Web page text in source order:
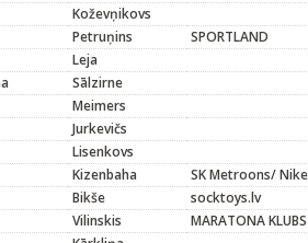
Koževņikovs
Petruņins
SPORTLAND
Leja
Sālzirne
Meimers
Jurkevičs
Lisenkovs
Kizenbaha
SK Metroons/
Bikše
socktoys.lv
Vilinskis
MARATONA KLUBS